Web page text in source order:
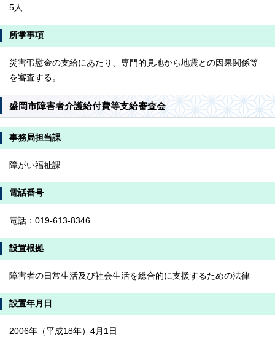
5人
所掌事項
災害弔慰金の支給にあたり、専門的見地から地震との因果関係等
を審査する。
盛岡市障害者介護給付費等支給審査会
事務局担当課
障がい福祉課
電話番号
電話：019-613-8346
設置根拠
障害者の日常生活及び社会生活を総合的に支援するための法律
設置年月日
2006年（平成18年）4月1日